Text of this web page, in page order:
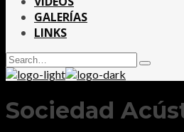
GALERÍAS
LINKS
Search
for:
Type
and
enter
Sociedad